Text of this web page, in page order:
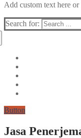
Add custom text here
Search for:
Button
Jasa